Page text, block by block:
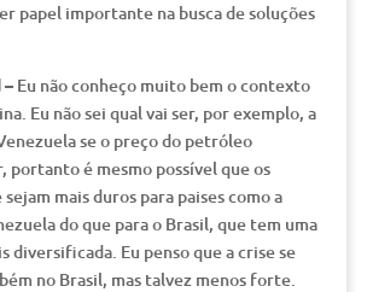
papel importante na busca de soluções
–Eu não conheço muito bem o contexto
Eu não sei qual vai ser, por exemplo, a
se o preço do petróleo
portanto é mesmo possível que os
mais duros para paises como a
do que para o Brasil, que tem uma
diversificada. Eu penso que a crise se
no Brasil, mas talvez menos forte.